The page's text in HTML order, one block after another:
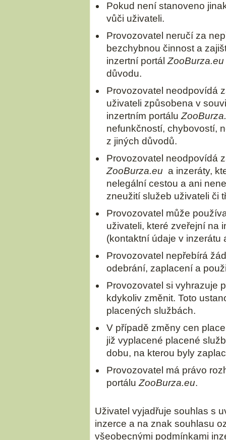
Pokud není stanoveno
vůči uživateli.
Provozovatel neručí za
bezchybnou činnost a
inzertní portál ZooBurza.eu
důvodu.
Provozovatel neodpovídá
uživateli způsobena v
inzertním portálu
nefunkčností, chybovostí,
z jiných důvodů.
Provozovatel neodpovídá
ZooBurza.eu a inzeráty,
nelegální cestou a ani
zneužití služeb uživateli či
Provozovatel může
uživateli, které zveřejní na
(kontaktní údaje v inzerátu
Provozovatel nepřebírá
odebrání, zaplacení a
Provozovatel si vyhrazuje
kdykoliv změnit. Toto
placených službách.
V případě změny cen
již vyplacené placené
dobu, na kterou byly
Provozovatel má právo
portálu ZooBurza.eu.
Uživatel vyjadřuje souhlas s
inzerce a na znak souhlasu
všeobecnými podmínkami